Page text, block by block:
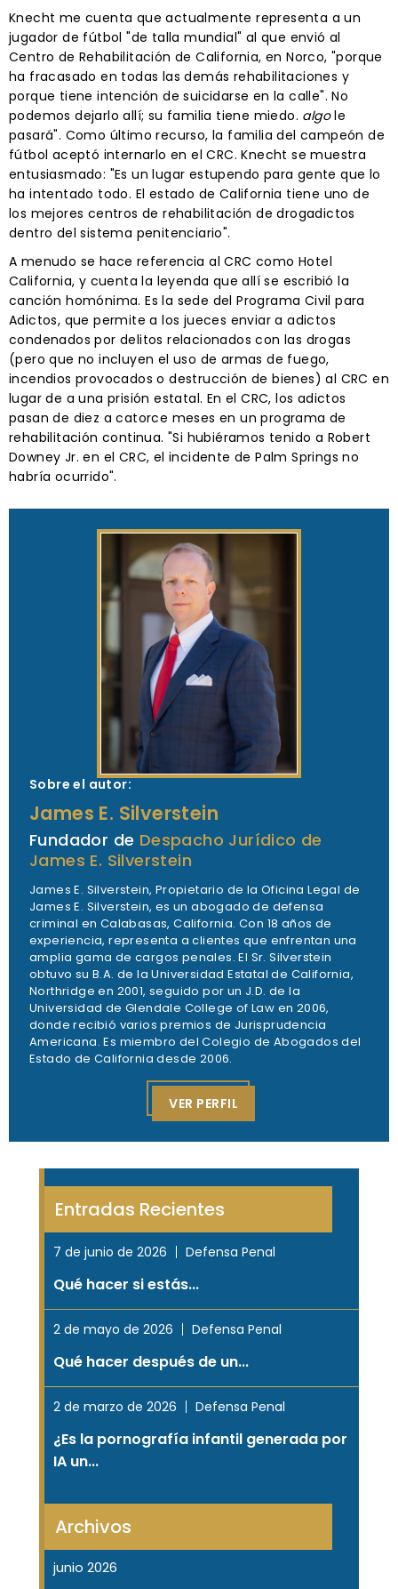
Knecht me cuenta que actualmente representa a un
jugador de fútbol "de talla mundial" al que envió al
Centro de Rehabilitación de California, en Norco, "porque
ha fracasado en todas las demás rehabilitaciones y
porque tiene intención de suicidarse en la calle". No
podemos dejarlo allí; su familia tiene miedo. algole
pasará". Como último recurso, la familia del campeón de
fútbol aceptó internarlo en el CRC. Knecht se muestra
entusiasmado: "Es un lugar estupendo para gente que lo
ha intentado todo. El estado de California tiene uno de
los mejores centros de rehabilitación de drogadictos
dentro del sistema penitenciario".
A menudo se hace referencia al CRC como Hotel
California, y cuenta la leyenda que allí se escribió la
canción homónima. Es la sede del Programa Civil para
Adictos, que permite a los jueces enviar a adictos
condenados por delitos relacionados con las drogas
(pero que no incluyen el uso de armas de fuego,
incendios provocados o destrucción de bienes) al CRC en
lugar de a una prisión estatal. En el CRC, los adictos
pasan de diez a catorce meses en un programa de
rehabilitación continua. "Si hubiéramos tenido a Robert
Downey Jr. en el CRC, el incidente de Palm Springs no
habría ocurrido".
Sobre el autor:
James E. Silverstein
Fundador de Despacho Jurídico de
James E. Silverstein
James E. Silverstein, Propietario de la Oficina Legal de
James E. Silverstein, es un abogado de defensa
criminal en Calabasas, California. Con 18 años de
experiencia, representa a clientes que enfrentan una
amplia gama de cargos penales. El Sr. Silverstein
obtuvo su B.A. de la Universidad Estatal de California,
Northridge en 2001, seguido por un J.D. de la
Universidad de Glendale College of Law en 2006,
donde recibió varios premios de Jurisprudencia
Americana. Es miembro del Colegio de Abogados del
Estado de California desde 2006.
VER PERFIL
Entradas Recientes
7 de junio de 2026 Defensa Penal
Qué hacer si estás...
2 de mayo de 2026 Defensa Penal
Qué hacer después de un...
2 de marzo de 2026 Defensa Penal
¿Es la pornografía infantil generada por
IA un...
Archivos
junio 2026